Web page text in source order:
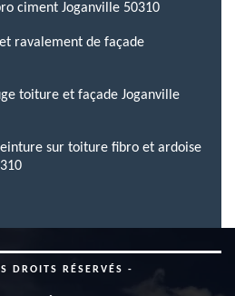
ciment Joganville 50310
ravalement de façade
toiture et façade Joganville
sur toiture fibro et ardoise
DROITS RÉSERVÉS -